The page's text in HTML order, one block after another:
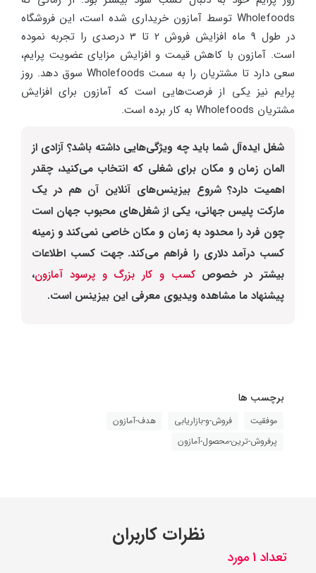
Wholefoods توسط آمازون خریداری شده است، این فروشگاه
در طول 9 ماه افزایش فروش 2 تا 3 درصدی را تجربه نموده
است. آمازون با کاهش قیمت و افزایش مزایای عضویت پرایم،
سعی دارد تا مشتریان را به سمت Wholefoods سوق دهد. روز
پرایم نیز یکی از فرصت‌هایی است که آمازون برای افزایش
مشتریان Wholefoods به کار برده است.
شغل ایده‌آل شما باید چه ویژگی‌هایی داشته باشد؟ آزادی از
المان زمان و مکان برای شغلی که انتخاب می‌کنید، چقدر
اهمیت دارد؟ شروع بیزینس‌های آنلاین آن هم در یک
مارکت پلیس جهانی، یکی از شغل‌های محبوب جهان است
چون فرد را محدود به زمان و مکان خاصی نمی‌کند و زمینه
کسب درآمد دلاری را فراهم می‌کند. جهت کسب اطلاعات
بیشتر در خصوص کسب و کار بزرگ و پرسود آمازون،
پیشنهاد ما مشاهده ویدیوی معرفی این بیزینس است.
برچسب ها
موفقیت فروش-و-بازاریابی
هدف-آمازون
پرفروش-ترین-محصول-آمازون
نظرات کاربران
تعداد 1 مورد